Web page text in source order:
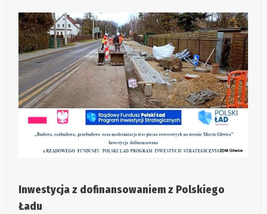
Inwestycja z dofinansowaniem z Polskiego
Ładu